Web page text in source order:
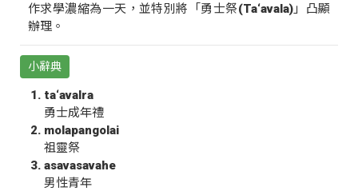
作求學濃縮為一天，並特別將「勇士祭(Ta‘avala)」凸顯
辦理。
小辭典
ta‘avalra
勇士成年禮
molapangolai
祖靈祭
asavasavahe
男性青年